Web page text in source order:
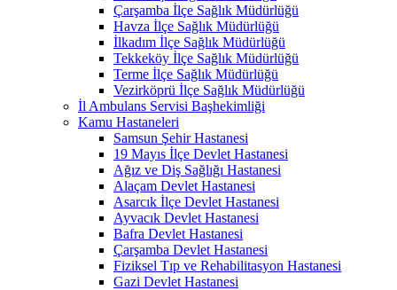
Çarşamba İlçe Sağlık Müdürlüğü
Havza İlçe Sağlık Müdürlüğü
İlkadım İlçe Sağlık Müdürlüğü
Tekkeköy İlçe Sağlık Müdürlüğü
Terme İlçe Sağlık Müdürlüğü
Vezirköprü İlçe Sağlık Müdürlüğü
İl Ambulans Servisi Başhekimliği
Kamu Hastaneleri
Samsun Şehir Hastanesi
19 Mayıs İlçe Devlet Hastanesi
Ağız ve Diş Sağlığı Hastanesi
Alaçam Devlet Hastanesi
Asarcık İlçe Devlet Hastanesi
Ayvacık Devlet Hastanesi
Bafra Devlet Hastanesi
Çarşamba Devlet Hastanesi
Fiziksel Tıp ve Rehabilitasyon Hastanesi
Gazi Devlet Hastanesi